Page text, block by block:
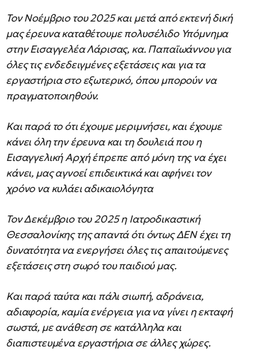
Τον Νοέμβριο του 2025 και μετά από εκτενή δική
μας έρευνα καταθέτουμε πολυσέλιδο Υπόμνημα
στην Εισαγγελέα Λάρισας, κα. Παπαϊωάννου για
όλες τις ενδεδειγμένες εξετάσεις και για τα
εργαστήρια στο εξωτερικό, όπου μπορούν να
πραγματοποιηθούν.
Και παρά το ότι έχουμε μεριμνήσει, και έχουμε
κάνει όλη την έρευνα και τη δουλειά που η
Εισαγγελική Αρχή έπρεπε από μόνη της να έχει
κάνει, μας αγνοεί επιδεικτικά και αφήνει τον
χρόνο να κυλάει αδικαιολόγητα
Τον Δεκέμβριο του 2025 η Ιατροδικαστική
Θεσσαλονίκης της απαντά ότι όντως ΔΕΝ έχει τη
δυνατότητα να ενεργήσει όλες τις απαιτούμενες
εξετάσεις στη σωρό του παιδιού μας.
Και παρά ταύτα και πάλι σιωπή, αδράνεια,
αδιαφορία, καμία ενέργεια για να γίνει η εκταφή
σωστά, με ανάθεση σε κατάλληλα και
διαπιστευμένα εργαστήρια σε άλλες χώρες.